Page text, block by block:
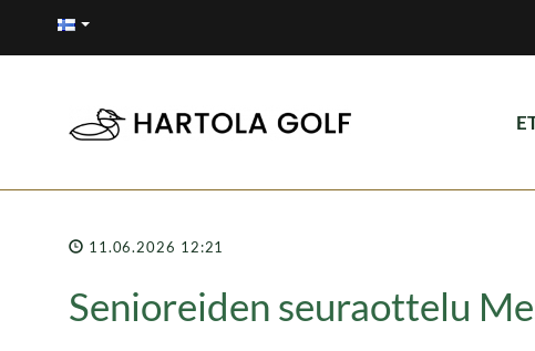
11.06.2026 12:21
Senioreiden seuraottelu